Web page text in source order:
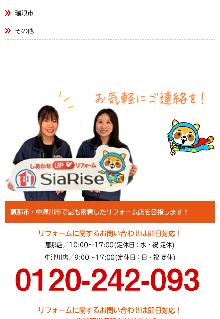
瑞浪市
その他
恵那市・中津川市で最も密着したリフォーム店を目指します！
リフォームに関するお問い合わせは即日対応！
恵那店／10:00～17:00(定休日：水・祝 定休)
中津川店／9:00～17:00(定休日：日・祝 定休)
リフォームに関するお問い合わせは即日対応！